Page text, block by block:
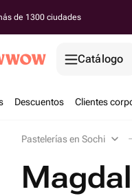
de 1300 ciudades
Catálogo
Descuentos Clientes
Pastelerías en Sochi